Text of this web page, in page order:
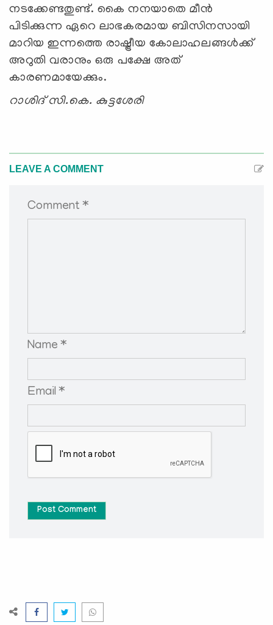
നടക്കേണ്ടതുണ്ട്. കൈ നനയാതെ മീന്‍
പിടിക്കുന്ന ഏറെ ലാഭകരമായ ബിസിനസായി
മാറിയ ഇന്നത്തെ രാഷ്ട്രീയ കോലാഹലങ്ങള്‍ക്ക്
അറുതി വരാനും ഒരു പക്ഷേ അത്
കാരണമായേക്കും.
റാശിദ് സി.കെ. കുട്ടശേരി
LEAVE A COMMENT
Comment *
Name *
Email *
Post Comment